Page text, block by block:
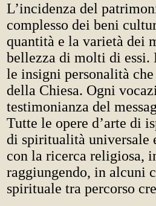
L’incidenza del
complesso dei beni
quantità e la varietà dei
bellezza di molti di essi.
le insigni personalità
della Chiesa. Ogni
testimonianza del
Tutte le opere d’arte di
di spiritualità universale
con la ricerca religiosa,
raggiungendo, in alcuni
spirituale tra percorso